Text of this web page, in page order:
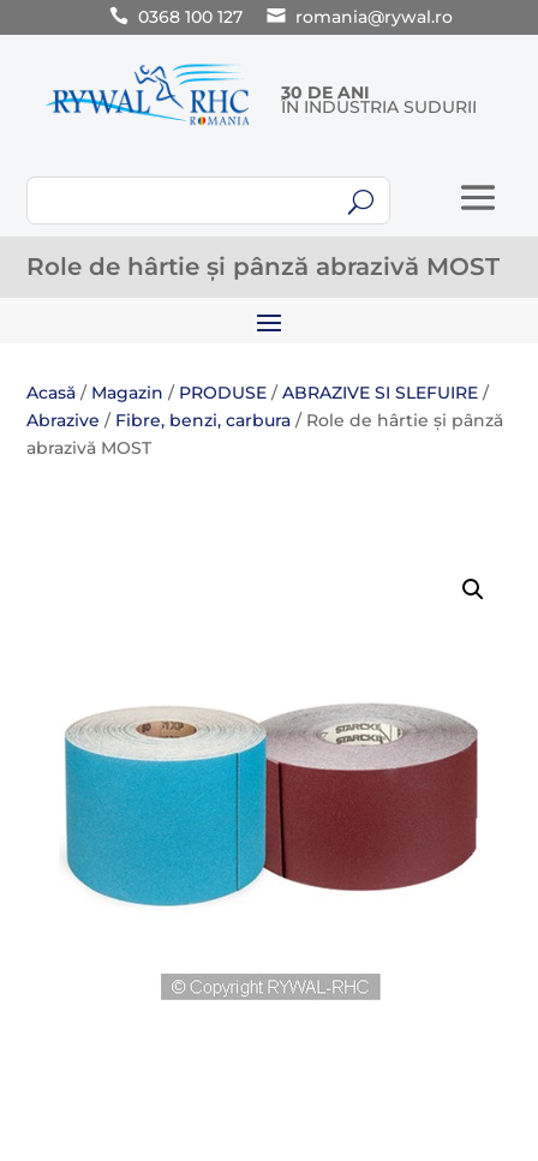
0368 100 127 romania@rywal.ro
30 DE ANI
ÎN INDUSTRIA SUDURII
U
Role de hârtie și pânză abrazivă MOST
Acasă / Magazin / PRODUSE /ABRAZIVE SI SLEFUIRE /
Abrazive / Fibre, benzi, carbura / Role de hârtie și pânză
abrazivă MOST